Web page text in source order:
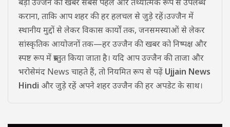
बड़ी उज्जैन की खबर सबसे पहले और तथ्यात्मक रूप से उपलब्ध
कराना, ताकि आप शहर की हर हलचल से जुड़े रहें।उज्जैन में
स्थानीय मुद्दों से लेकर विकास कार्यों तक, जनसमस्याओं से लेकर
सांस्कृतिक आयोजनों तक—हर उज्जैन की खबर को निष्पक्ष और
स्पष्ट रूप में प्रस्तुत किया जाता है। यदि आप उज्जैन की ताजा और
भरोसेमंद News चाहते हैं, तो नियमित रूप से पढ़ें Ujjain News
Hindi और जुड़े रहें अपने शहर उज्जैन की हर अपडेट के साथ।